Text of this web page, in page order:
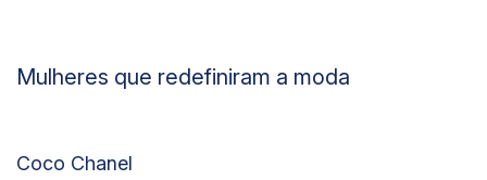
Mulheres que redefiniram a moda
Coco Chanel